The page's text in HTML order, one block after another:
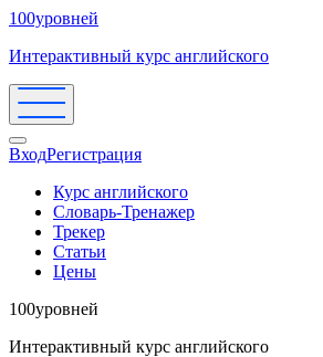
100уровней
Интерактивный курс английского
ВходРегистрация
Курс английского
Словарь-Тренажер
Трекер
Статьи
Цены
100уровней
Интерактивный курс английского